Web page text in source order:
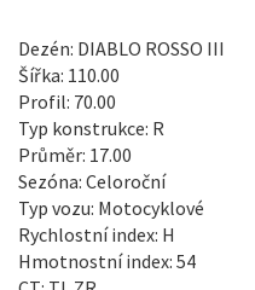
Dezén: DIABLO ROSSO III
Šířka: 110.00
Profil: 70.00
Typ konstrukce: R
Průměr: 17.00
Sezóna: Celoroční
Typ vozu: Motocyklové
Rychlostní index: H
Hmotnostní index: 54